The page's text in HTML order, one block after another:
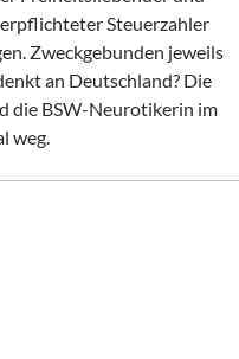
Steuerzahler
Zweckgebunden jeweils
an Deutschland? Die
die BSW-Neurotikerin im
weg.